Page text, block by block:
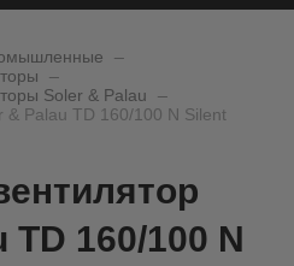
_
Soler & Palau
& Palau TD 160/100 N Silent
TD 160/100 N